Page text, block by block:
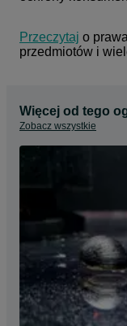
Przeczytaj o
przedmiotów i
Więcej od tego
Zobacz wszystkie